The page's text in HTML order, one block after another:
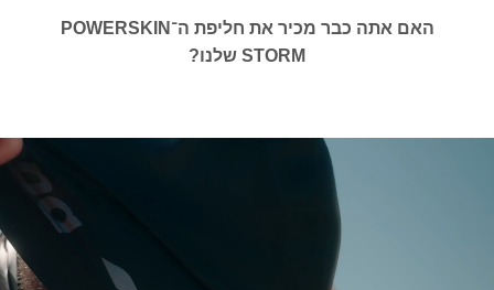
האם אתה כבר מכיר את חליפת ה־POWERSKIN
STORM שלנו?